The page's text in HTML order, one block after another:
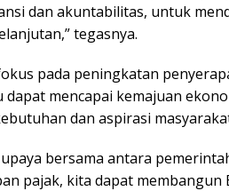
dan akuntabilitas, untuk
tegasnya.
pada peningkatan
dapat mencapai kemajuan
dan aspirasi
bersama antara
pajak, kita dapat